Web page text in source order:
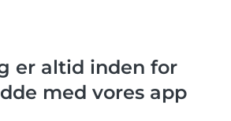
er altid inden for
med vores app